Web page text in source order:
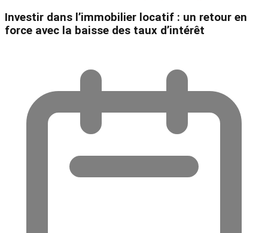
Investir dans l’immobilier locatif : un retour en
force avec la baisse des taux d’intérêt